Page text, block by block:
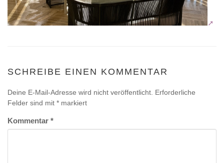
SCHREIBE EINEN KOMMENTAR
Deine E-Mail-Adresse wird nicht veröffentlicht. Erforderliche
Felder sind mit * markiert
Kommentar *